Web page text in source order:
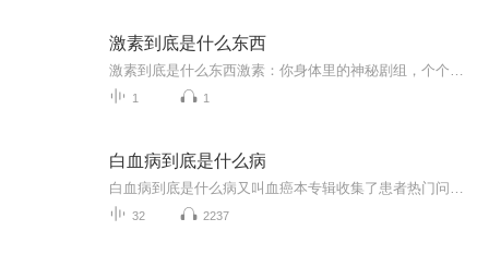
激素到底是什么东西
1 1
白血病到底是什么病
32 2237